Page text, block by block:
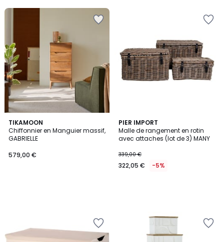
TIKAMOON
Chiffonnier en Manguier massif,
GABRIELLE
579,00 €
PIER IMPORT
Malle de rangement en rotin
avec attaches (lot de 3) MANY
339,00 €
322,05 € -5%